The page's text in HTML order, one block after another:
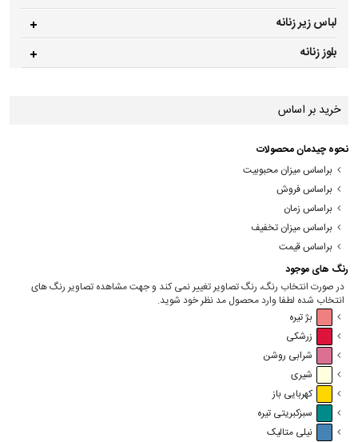
لباس زیر زنانه
بلوز زنانه
خرید بر اساس
نحوه چیدمان محصولات
براساس میزان محبوبیت
براساس فروش
براساس زمان
براساس میزان تخفیف
براساس قیمت
رنگ های موجود
در صورت انتخاب رنگ، رنگ تصاویر تغییر نمی کند و جهت مشاهده تصاویر رنگ های
انتخاب شده لطفا وارد محصول مد نظر خود شوید.
بژ تیره
زرشکی
شرابی روشن
شیری
کهربایی باز
سبزکبریتی تیره
نیلی متالیک